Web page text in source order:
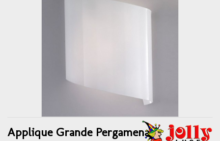
Applique Grande Pergamena